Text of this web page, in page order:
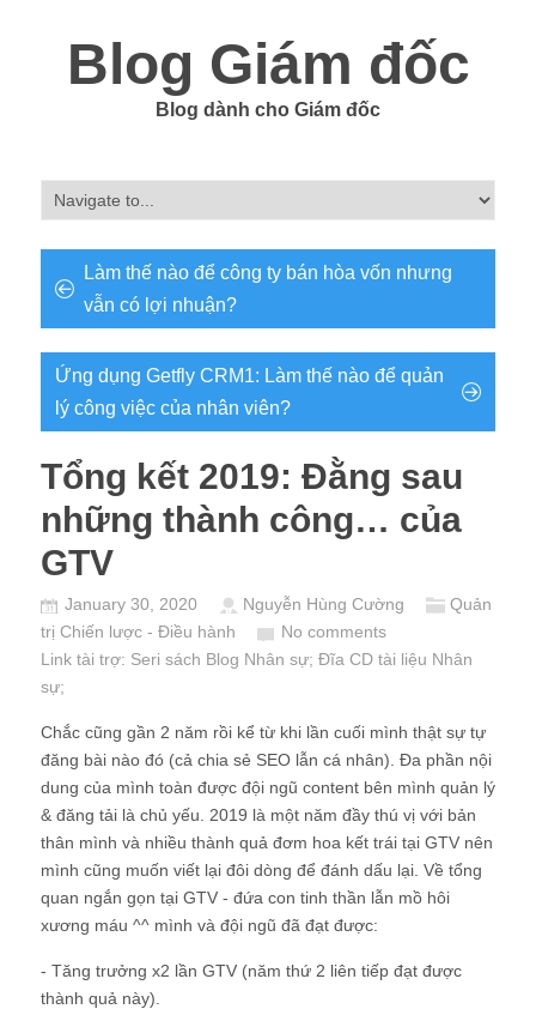
Blog Giám đốc
Blog dành cho Giám đốc
Làm thế nào để công ty bán hòa vốn nhưng
vẫn có lợi nhuận?
Ứng dụng Getfly CRM1: Làm thế nào để quản
lý công việc của nhân viên?
Tổng kết 2019: Đằng sau
những thành công… của
GTV
January 30, 2020 Nguyễn Hùng Cường
Quản
trị Chiến lược - Điều hành
No comments
Link tài trợ: Seri sách Blog Nhân sự; Đĩa CD tài liệu Nhân
sự;
Chắc cũng gần 2 năm rồi kể từ khi lần cuối mình thật sự tự
đăng bài nào đó (cả chia sẻ SEO lẫn cá nhân). Đa phần nội
dung của mình toàn được đội ngũ content bên mình quản lý
& đăng tải là chủ yếu. 2019 là một năm đầy thú vị với bản
thân mình và nhiều thành quả đơm hoa kết trái tại GTV nên
mình cũng muốn viết lại đôi dòng để đánh dấu lại. Về tổng
quan ngắn gọn tại GTV - đứa con tinh thần lẫn mồ hôi
xương máu ^^ mình và đội ngũ đã đạt được:
- Tăng trưởng x2 lần GTV (năm thứ 2 liên tiếp đạt được
thành quả này).